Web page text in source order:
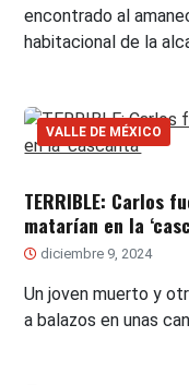
encontrado al
habitacional de la
VALLE DE MÉXICO
TERRIBLE: Carlos
matarían en la
diciembre 9, 2024
Un joven muerto y
a balazos en unas